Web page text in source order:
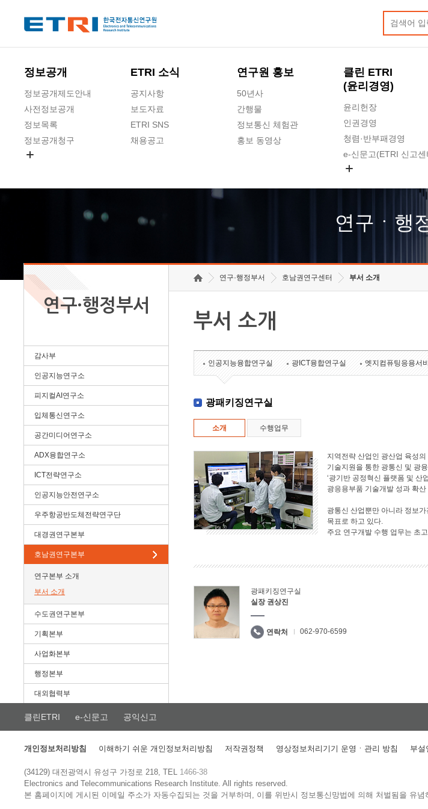
정보공개
정보공개제도안내
사전정보공개
정보목록
정보공개청구
ETRI 소식
공지사항
보도자료
ETRI SNS
채용공고
연구원 홍보
50년사
간행물
정보통신 체험관
홍보 동영상
클린 ETRI
(윤리경영)
윤리헌장
인권경영
청렴·반부패경영
e-신문고(ETRI 신고센
고객의소리
수의계약 현황
연구ㆍ행
연구·행정부서
감사부
인공지능연구소
피지컬AI연구소
입체통신연구소
공간미디어연구소
ADX융합연구소
ICT전략연구소
인공지능안전연구소
우주항공반도체전략연구단
대경권연구본부
호남권연구본부
연구본부 소개
부서 소개
수도권연구본부
기획본부
사업화본부
행정본부
대외협력부
연구·행정부서 호남권연구센터 부서 소개
부서 소개
인공지능융합연구실 광ICT융합연구실 엣지컴퓨팅응용서
광패키징연구실
소개 수행업무
지역전략 산업인 광산업 육성
기술지원을 통한 광통신 및 광
‘광기반 공정혁신 플랫폼 및 산
광응용부품 기술개발 성과 확
광통신 산업뿐만 아니라 정보
목표로 하고 있다.
주요 연구개발 수행 업무는 초
광패키징연구실
실장 권상진
연락처 062-970-6599
클린ETRI e-신문고 공익신고
개인정보처리방침 이해하기 쉬운 개인정보처리방침 저작권정책 영상정보처리기기 운영ㆍ관리 방침 부설
(34129) 대전광역시 유성구 가정로 218, TEL 1466-38
Electronics and Telecommunications Research Institute.All rights reserved.
본 홈페이지에 게시된 이메일 주소가 자동수집되는 것을 거부하며, 이를 위반시 정보통신망법에 의해 처벌됨을 유념